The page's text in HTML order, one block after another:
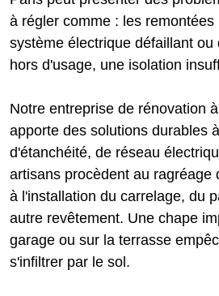
à régler comme : les
système électrique défaillant ou
hors d'usage, une isolation
Notre entreprise de rénovation
apporte des solutions durables
d'étanchéité, de réseau
artisans procèdent au ragréage
à l'installation du carrelage, du
autre revêtement. Une chape
garage ou sur la terrasse
s'infiltrer par le sol.